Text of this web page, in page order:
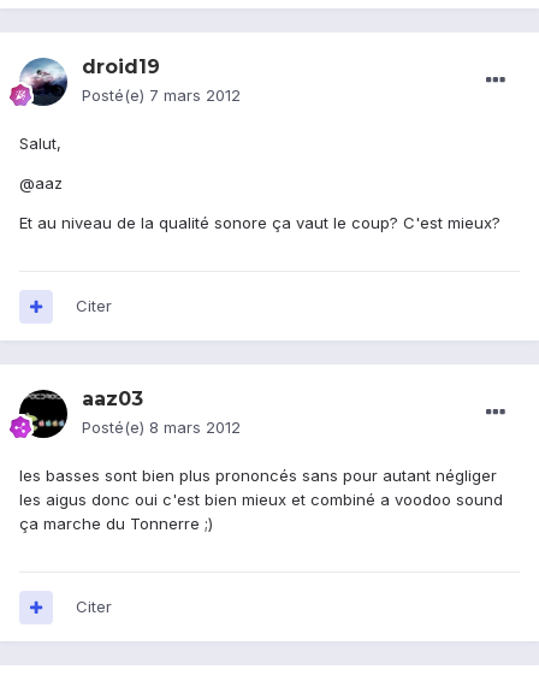
droid19
Posté(e) 7 mars 2012
Salut,
@aaz
Et au niveau de la qualité sonore ça vaut le coup? C'est mieux?
Citer
aaz03
Posté(e) 8 mars 2012
les basses sont bien plus prononcés sans pour autant négliger
les aigus donc oui c'est bien mieux et combiné a voodoo sound
ça marche du Tonnerre ;)
Citer